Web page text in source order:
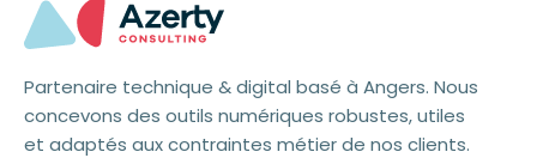
Partenaire technique & digital basé à Angers. Nous
concevons des outils numériques robustes, utiles
et adaptés aux contraintes métier de nos clients.